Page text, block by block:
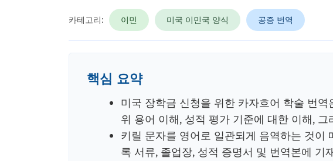
카테고리: 이민 미국 이민국 양식 공증 번역
핵심 요약
미국 장학금 신청을 위한 카자흐어 학술 번
위 용어 이해, 성적 평가 기준에 대한 이해,
키릴 문자를 영어로 일관되게 음역하는 것이
록 서류, 졸업장, 성적 증명서 및 번역본에 기